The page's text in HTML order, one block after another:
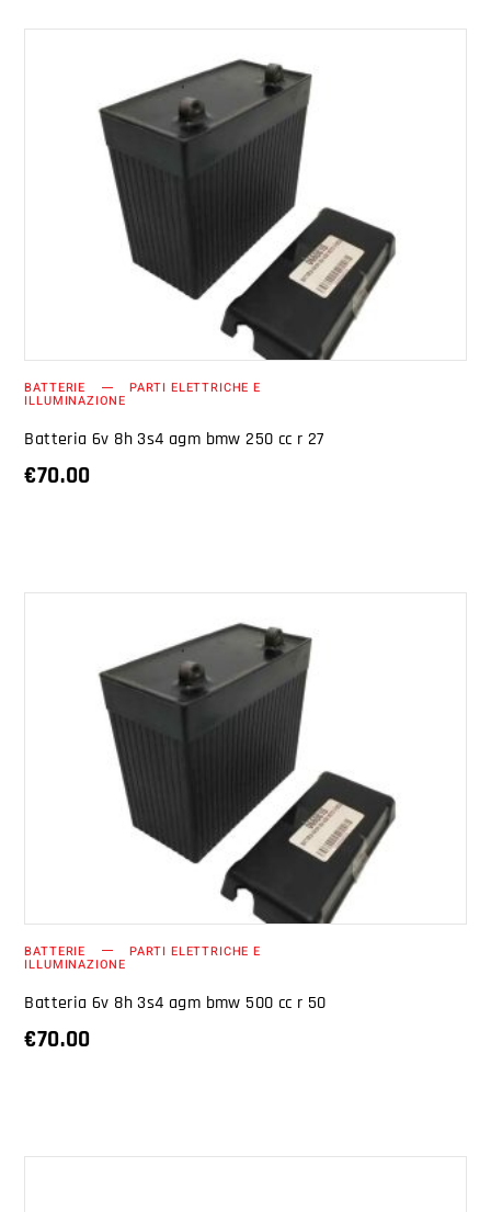
AGGIUNGI AL CARRELLO
BATTERIE PARTI ELETTRICHE E
ILLUMINAZIONE
Batteria 6v 8h 3s4 agm bmw 250 cc r 27
€70.00
AGGIUNGI AL CARRELLO
BATTERIE PARTI ELETTRICHE E
ILLUMINAZIONE
Batteria 6v 8h 3s4 agm bmw 500 cc r 50
€70.00